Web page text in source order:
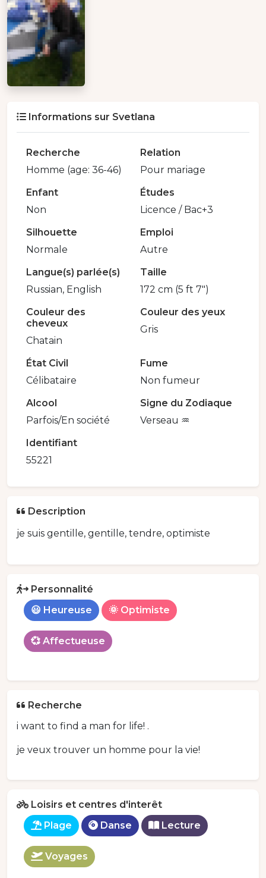
Informations sur Svetlana
Recherche
Homme (age: 36-46)
Relation
Pour mariage
Enfant
Non
Études
Licence / Bac+3
Silhouette
Normale
Emploi
Autre
Langue(s) parlée(s)
Russian, English
Taille
172 cm (5 ft 7")
Couleur des
cheveux
Chatain
Couleur des yeux
Gris
État Civil
Célibataire
Fume
Non fumeur
Alcool
Parfois/En société
Signe du Zodiaque
Verseau ♒️
Identifiant
55221
Description
je suis gentille, gentille, tendre, optimiste
Personnalité
😃 Heureuse
🌞 Optimiste
💞 Affectueuse
Recherche
i want to find a man for life! .
je veux trouver un homme pour la vie!
Loisirs et centres d'interêt
Plage
Danse Lecture
Voyages